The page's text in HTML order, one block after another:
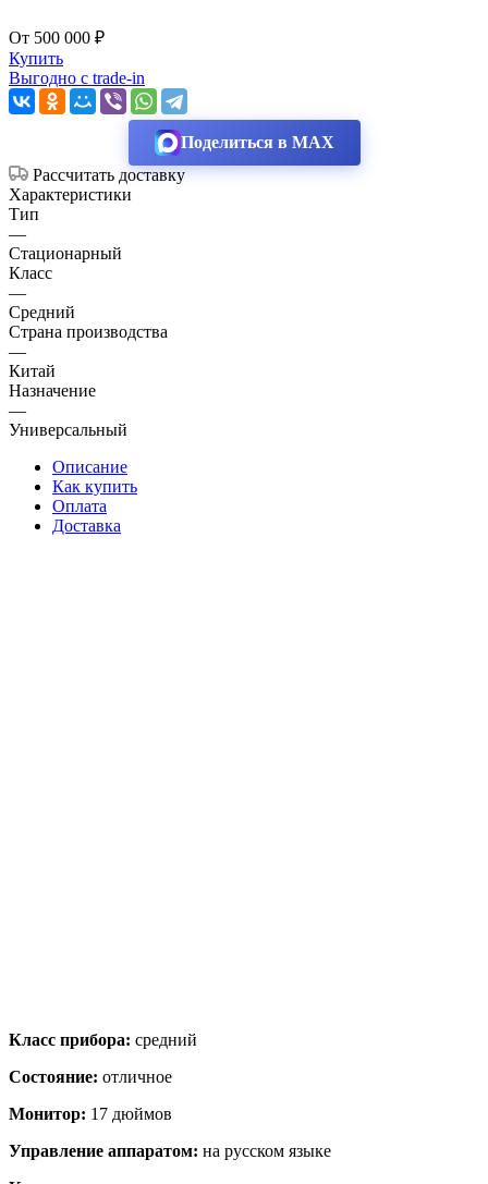
От 500 000 ₽
Купить
Выгодно с trade-in
Поделиться в MAX
Рассчитать доставку
Характеристики
Тип
—
Стационарный
Класс
—
Средний
Страна производства
—
Китай
Назначение
—
Универсальный
Описание
Как купить
Оплата
Доставка
Класс прибора: средний
Состояние: отличное
Монитор: 17 дюймов
Управление аппаратом: на русском языке